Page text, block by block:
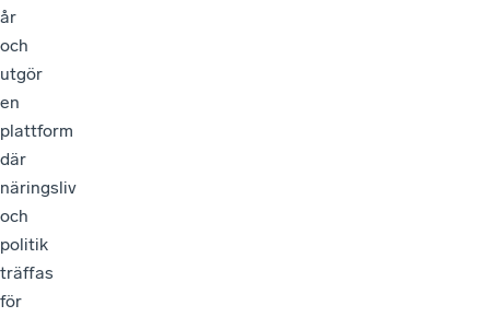
år
och
utgör
en
plattform
där
näringsliv
och
politik
träffas
för